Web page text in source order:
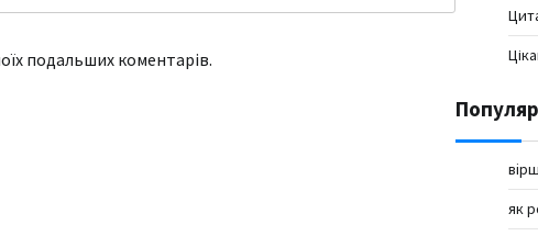
подальших коментарів.
як